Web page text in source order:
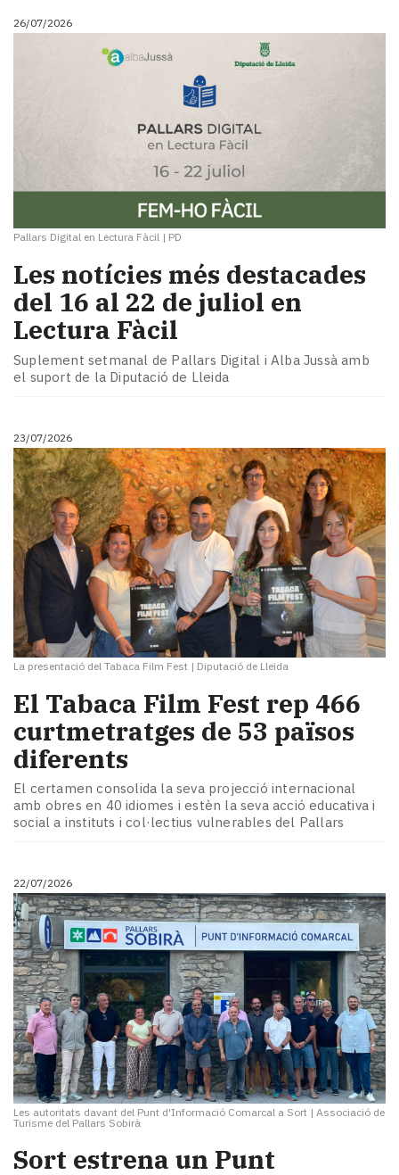
26/07/2026
Pallars Digital en Lectura Fàcil | PD
Les notícies més destacades
del 16 al 22 de juliol en
Lectura Fàcil
Suplement setmanal de Pallars Digital i Alba Jussà amb
el suport de la Diputació de Lleida
23/07/2026
La presentació del Tabaca Film Fest | Diputació de Lleida
El Tabaca Film Fest rep 466
curtmetratges de 53 països
diferents
El certamen consolida la seva projecció internacional
amb obres en 40 idiomes i estèn la seva acció educativa i
social a instituts i col·lectius vulnerables del Pallars
22/07/2026
Les autoritats davant del Punt d'Informació Comarcal a Sort | Associació de
Turisme del Pallars Sobirà
Sort estrena un Punt